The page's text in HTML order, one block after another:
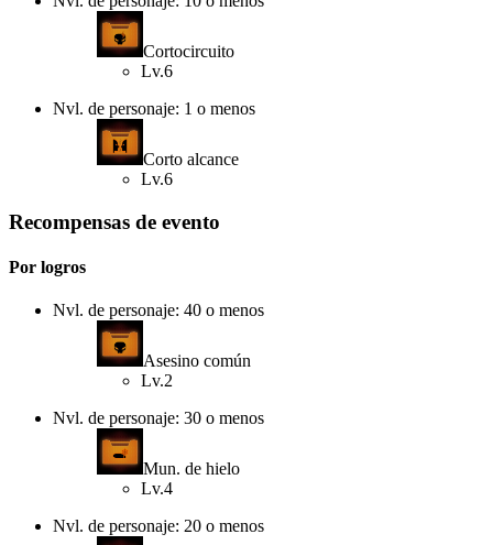
Cortocircuito
Lv.6
Nvl. de personaje: 1 o menos
Corto alcance
Lv.6
Recompensas de evento
Por logros
Nvl. de personaje: 40 o menos
Asesino común
Lv.2
Nvl. de personaje: 30 o menos
Mun. de hielo
Lv.4
Nvl. de personaje: 20 o menos